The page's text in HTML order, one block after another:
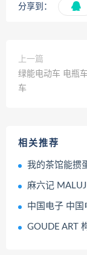
分享到：
上一篇
绿能电动车 电瓶
车
相关推荐
我的茶馆能掼
麻六记
中国电子 中国
GOUDE ART